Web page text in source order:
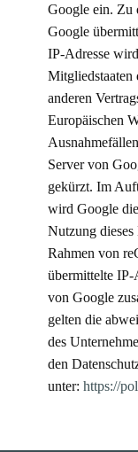
Google ein. Zu
Google
IP-Adresse
Mitgliedstaaten
anderen
Europäischen
Server von
gekürzt. Im
wird Google
Nutzung
Rahmen von
übermittelte IP-
von Google
gelten die
des
den
unter: https://